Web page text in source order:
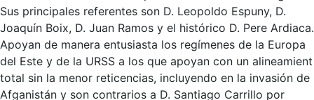
Sus principales referentes son D. Leopoldo Espuny, D.
Joaquín Boix, D. Juan Ramos y el histórico D. Pere Ardiaca.
Apoyan de manera entusiasta los regímenes de la Europa
del Este y de la URSS a los que apoyan con un alineamient
total sin la menor reticencias, incluyendo en la invasión de
Afganistán y son contrarios a D. Santiago Carrillo por